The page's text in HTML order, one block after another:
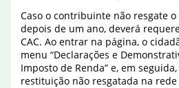
Caso o contribuinte não resgate
depois de um ano, deverá
CAC. Ao entrar na página, o
menu “Declarações e
Imposto de Renda” e, em
restituição não resgatada na rede